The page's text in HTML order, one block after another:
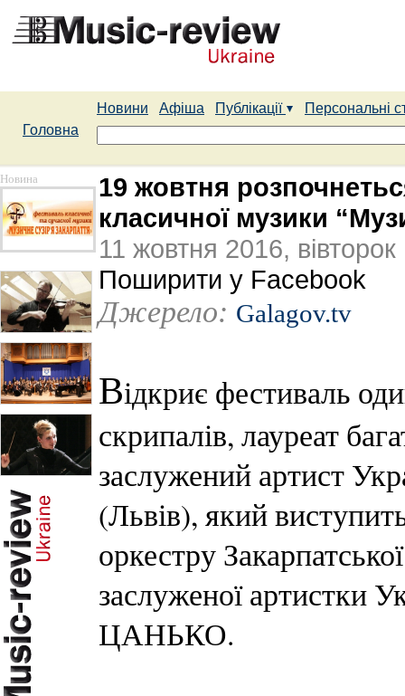
Новини Афіша Публікації
Персональні
Головна
Новина
19 жовтня
класичної музики
11 жовтня 2016, вівторок
Поширити у Facebook
Джерело: Galagov.tv
Відкриє фестиваль
скрипалів, лауреат
заслужений артист
(Львів), який
оркестру
заслуженої
ЦАНЬКО.